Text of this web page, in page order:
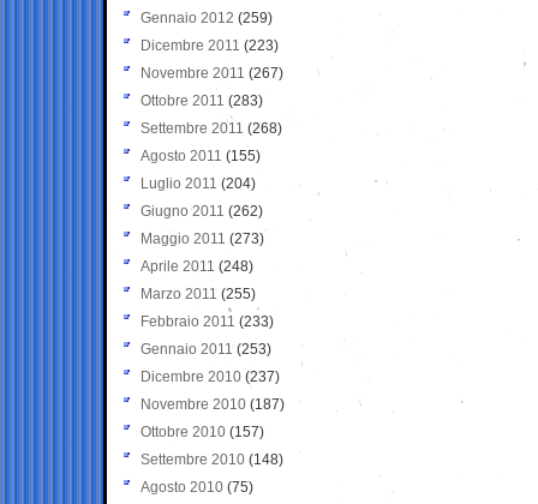
Gennaio 2012 (259)
Dicembre 2011 (223)
Novembre 2011 (267)
Ottobre 2011 (283)
Settembre 2011 (268)
Agosto 2011 (155)
Luglio 2011 (204)
Giugno 2011 (262)
Maggio 2011 (273)
Aprile 2011 (248)
Marzo 2011 (255)
Febbraio 2011 (233)
Gennaio 2011 (253)
Dicembre 2010 (237)
Novembre 2010 (187)
Ottobre 2010 (157)
Settembre 2010 (148)
Agosto 2010 (75)